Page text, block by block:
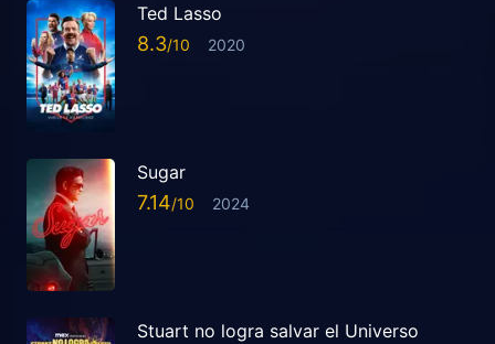
Ted Lasso
8.3 2020
Sugar
7.14 2024
Stuart no logra salvar el Universo